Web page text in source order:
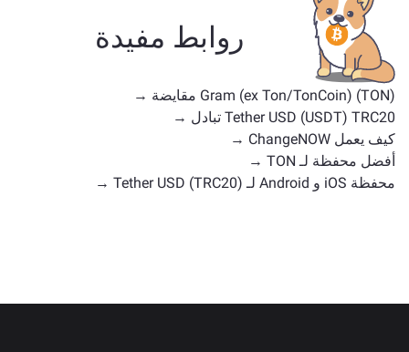
استخدام أو مواقع سوق مماثلة. تحقق من جميع الأصول
المتاحة للتبادل على الصفحة الرئيسية للتبادلروابط مفيدة
Gram (ex Ton/TonCoin) (TON) مقايضة →
Tether USD (USDT) TRC20 تبادل →
كيف يعمل ChangeNOW →
أفضل محفظة لـ TON →
محفظة iOS و Android لـ Tether USD (TRC20) →